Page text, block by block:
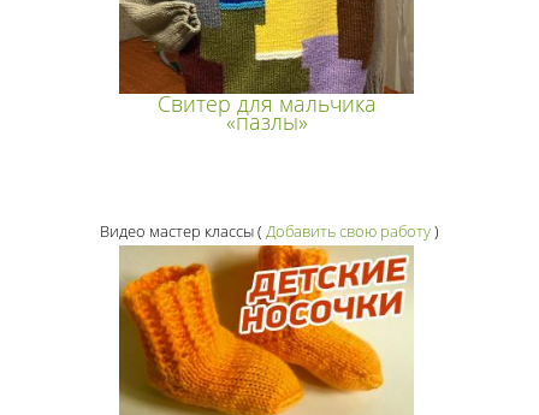
Свитер для мальчика
«пазлы»
Видео мастер классы( Добавить свою работу)